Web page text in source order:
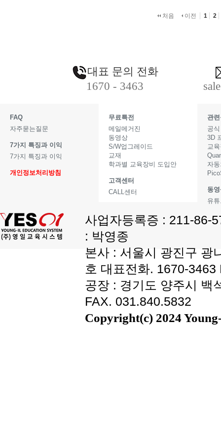
처음 이전 1 2
대표 문의 전화
1670 - 3463
FAQ
자주묻는질문
7가지 특징과 이익
7가지 특징과 이익
개인정보처리방침
무료특전
메일메거진
동영상
S/W업그레이드
교재
학과별 교육장비 도입안
고객센터
CALL센터
관
공
3D
교
자
동
유
사업자등록증 : 211-86-
: 박영종
본사 : 서울시 광진구 광
호 대표전화. 1670-
공장 : 경기도 양주시 백
FAX. 031.840.5832
Copyright(c) 2024